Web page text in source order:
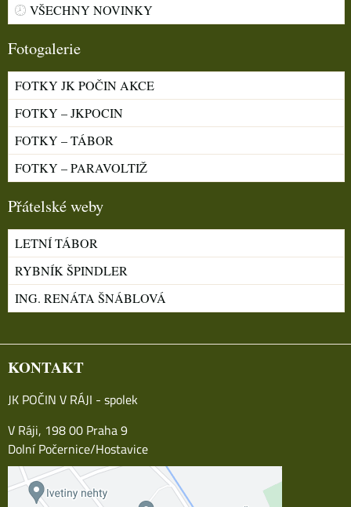
VŠECHNY NOVINKY
Fotogalerie
FOTKY JK POČIN AKCE
FOTKY – JKPOCIN
FOTKY – TÁBOR
FOTKY – PARAVOLTIŽ
Přátelské weby
LETNÍ TÁBOR
RYBNÍK ŠPINDLER
ING. RENÁTA ŠNÁBLOVÁ
KONTAKT
JK POČIN V RÁJI - spolek
V Ráji, 198 00 Praha 9
Dolní Počernice/Hostavice